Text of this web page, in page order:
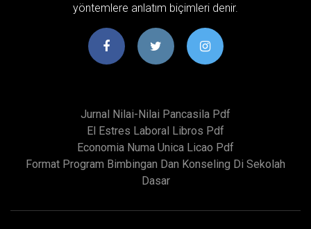
yöntemlere anlatım biçimleri denir.
Jurnal Nilai-Nilai Pancasila Pdf
El Estres Laboral Libros Pdf
Economia Numa Unica Licao Pdf
Format Program Bimbingan Dan Konseling Di Sekolah
Dasar